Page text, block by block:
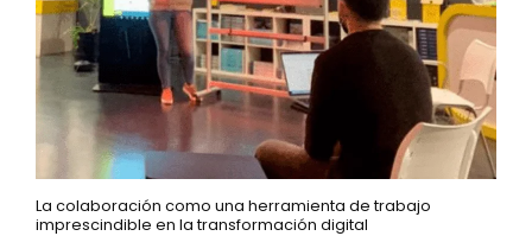
La colaboración como una herramienta de trabajo
imprescindible en la transformación digital